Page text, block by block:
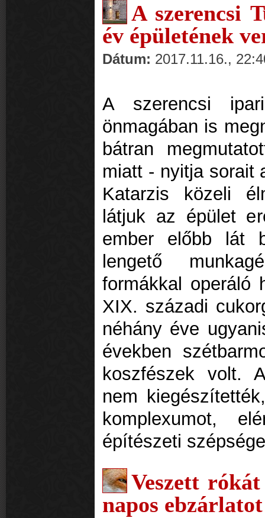
A szerencsi
év épületének
Dátum: 2017.11.16.,
A szerencsi
önmagában is
bátran
miatt - nyitja sorait
Katarzis közeli
látjuk az épület
ember előbb lát
lengető
formákkal operáló
XIX. századi
néhány éve
években
koszfészek volt.
nem
komplexumot,
építészeti
Veszett
napos